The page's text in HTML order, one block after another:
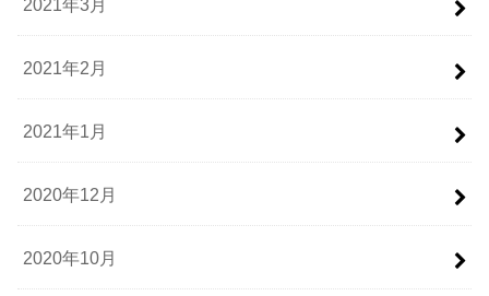
2021年3月
2021年2月
2021年1月
2020年12月
2020年10月